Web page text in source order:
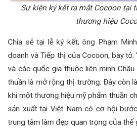
Sự kiện ký kết ra mắt Cocoon tại
thương hiệu
Chia sẻ tại lễ ký kết, ông Phạm
doanh và Tiếp thị của Cocoon, bày tỏ:
và các quốc gia thuộc liên minh
thuần là mở rộng thị trường. Đây còn
khi một thương hiệu mỹ phẩm thuần
sản xuất tại Việt Nam có cơ hội
trung tâm làm đẹp quan trọng của thế